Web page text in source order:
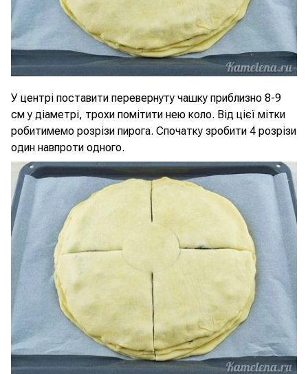
У центрі поставити перевернуту чашку приблизно 8-9
см у діаметрі, трохи помітити нею коло. Від цієї мітки
робитимемо розрізи пирога. Спочатку зробити 4 розрізи
один навпроти одного.